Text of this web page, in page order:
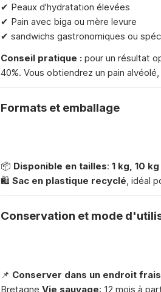
✔ Peaux d'hydratation élevées
✔ Pain avec biga ou mère levure
✔ sandwichs gastronomiques ou
Conseil pratique : pour un résultat
40%. Vous obtiendrez un pain
Formats et emballage
📦 Disponible en tailles: 1 kg, 10 kg
🛍 Sac en plastique recyclé, idéal
Conservation et mode
📌 Conserver dans un endroit
Bretagne Vie sauvage: 12 mois à